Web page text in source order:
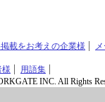
載をお考えの企業様
様
用語集
INC. All Rights